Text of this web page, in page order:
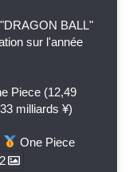
BALL"
sur l'année
Piece (12,49
milliards ¥)
One Piece
2